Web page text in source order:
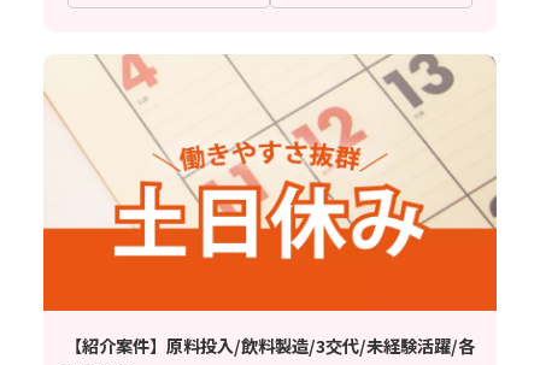
【紹介案件】原料投入/飲料製造/3交代/未経験活躍/各